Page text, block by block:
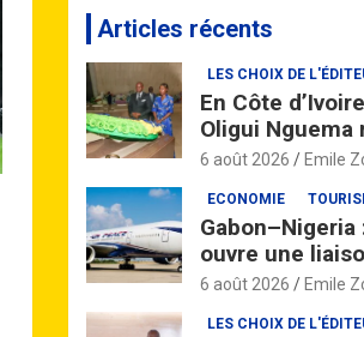
r
c
h
e
Articles récents
LES CHOIX DE
En Côte
Oligui Nguema
Félix
6 août 2026 Emile
ECONOMIE
Gabon–Nigeria
ouvre une
6 août 2026 Emile
LES CHOIX DE